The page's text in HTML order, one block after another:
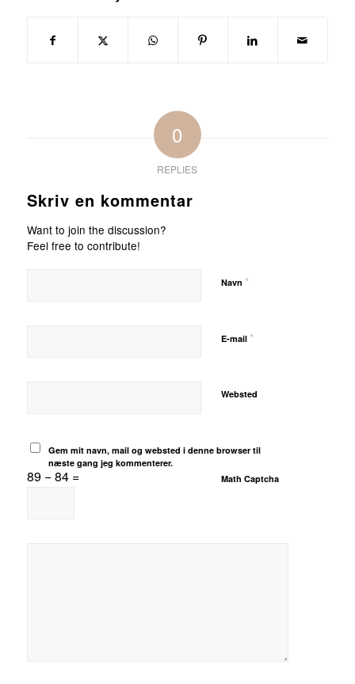
0
REPLIES
Skriv en kommentar
Want to join the discussion?
Feel free to contribute!
Navn *
E-mail *
Websted
Gem mit navn, mail og websted i denne browser til
næste gang jeg kommenterer.
Math Captcha
89 − 84 =